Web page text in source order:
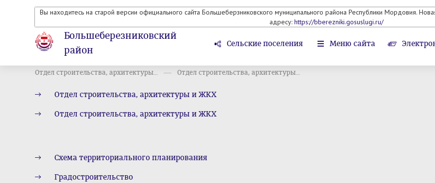
Вы находитесь на старой версии официального сайта Большеберзниковского муниципального района Республики Мордовия.
адресу: https://bberezniki.gosuslugi.ru/
Большеберезниковский
район
Сельские поселения Меню сайта
Отдел строительства, архитектуры... Отдел строительства, архитектуры...
Отдел строительства, архитектуры и ЖКХ
Отдел строительства, архитектуры и ЖКХ
Схема территориального планирования
Градостроительство